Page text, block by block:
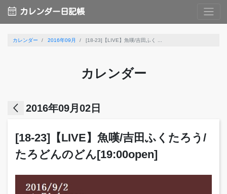
calendar_month カレンダー日記帳
カレンダー 2016年09月 [18-23]【LIVE】魚嘆/吉田ふく ...
カレンダー
arrow_back_ios 2016年09月02日
[18-23]【LIVE】魚嘆/吉田ふくたろう/
たろどんのどん[19:00open]